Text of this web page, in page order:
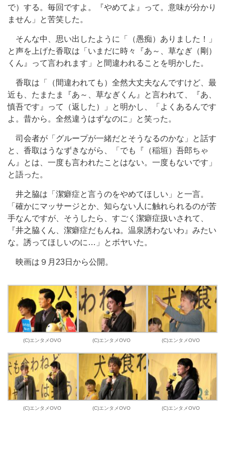
で）する。毎回ですよ。『やめてよ』って。意味が分かり
ません」と苦笑した。
そんな中、思い出したように「（愚痴）ありました！」
と声を上げた香取は「いまだに時々『あ～、草なぎ（剛）
くん』って言われます」と間違われることを明かした。
香取は「（間違われても）全然大丈夫なんですけど、最
近も、たまたま『あ～、草なぎくん』と言われて、『あ、
慎吾です』って（返した）」と明かし、「よくあるんです
よ。昔から。全然違うはずなのに」と笑った。
司会者が「グループが一緒だとそうなるのかな」と話す
と、香取はうなずきながら、「でも『（稲垣）吾郎ちゃ
ん』とは、一度も言われたことはない。一度もないです」
と語った。
井之脇は「潔癖症と言うのをやめてほしい」と一言。
「確かにマッサージとか、知らない人に触れられるのが苦
手なんですが、そうしたら、すごく潔癖症扱いされて、
『井之脇くん、潔癖症だもんね。温泉誘わないわ』みたい
な。誘ってほしいのに…」とボヤいた。
映画は９月23日から公開。
(C)エンタメOVO (C)エンタメOVO (C)エンタメOVO
(C)エンタメOVO (C)エンタメOVO (C)エンタメOVO